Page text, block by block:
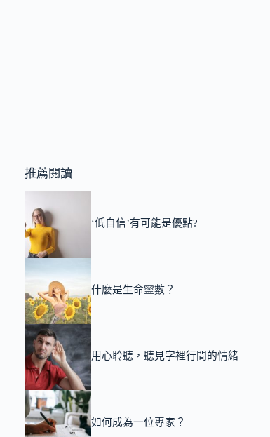
推薦閱讀
‘低自信’有可能是優點?
什麼是生命靈數？
用心聆聽，聽見字裡行間的情緒
如何成為一位專家？